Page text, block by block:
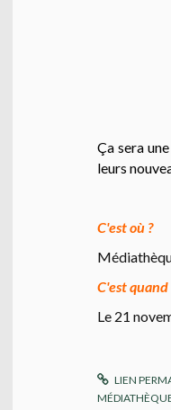
Ça sera
leurs
C'est où ?
C'est quand
Le 21
LIEN